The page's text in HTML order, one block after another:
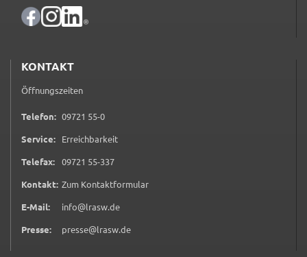
KONTAKT
Öffnungszeiten
Telefon: 09721 55-00 9 7 2 1 5 5 0
Service: Erreichbarkeit
Telefax: 09721 55-3370 9 7 2 1 5 5 3 3 7
Kontakt: Zum Kontaktformular(öffnet in neuem Tab)
E-Mail:
info@lrasw.de
Presse:
presse@lrasw.de
_pk_ses
Landratsamt Schweinfurt
Zweck:
Kurzzeitiges Cookie, um vorübergehende Daten des
Cookie Laufzeit: